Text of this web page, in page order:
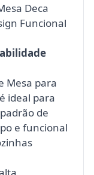
Deca
Funcional
Mesa para
é ideal para
de
e funcional